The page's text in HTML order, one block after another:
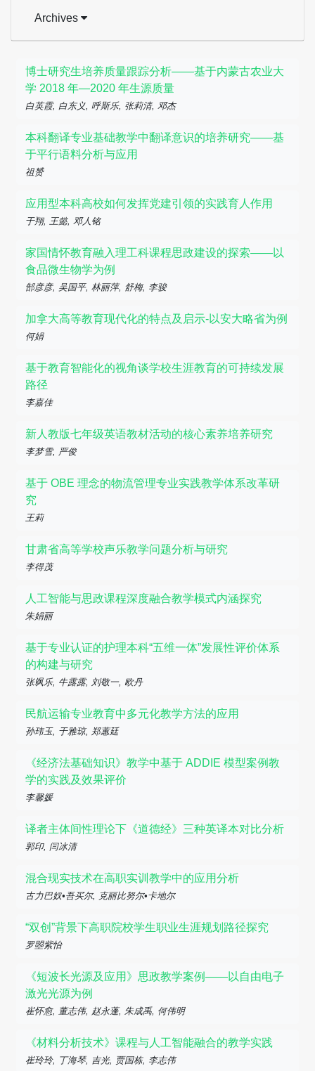
Archives
博士研究生培养质量跟踪分析——基于内蒙古农业大
学 2018 年—2020 年生源质量
白英霞, 白东义, 呼斯乐, 张莉清, 邓杰
本科翻译专业基础教学中翻译意识的培养研究——基
于平行语料分析与应用
祖赟
应用型本科高校如何发挥党建引领的实践育人作用
于翔, 王懿, 邓人铭
家国情怀教育融入理工科课程思政建设的探索——以
食品微生物学为例
郜彦彦, 吴国平, 林丽萍, 舒梅, 李骏
加拿大高等教育现代化的特点及启示-以安大略省为例
何娟
基于教育智能化的视角谈学校生涯教育的可持续发展
路径
李嘉佳
新人教版七年级英语教材活动的核心素养培养研究
李梦雪, 严俊
基于 OBE 理念的物流管理专业实践教学体系改革研
究
王莉
甘肃省高等学校声乐教学问题分析与研究
李得茂
人工智能与思政课程深度融合教学模式内涵探究
朱娟丽
基于专业认证的护理本科“五维一体”发展性评价体系
的构建与研究
张飒乐, 牛露露, 刘敬一, 欧丹
民航运输专业教育中多元化教学方法的应用
孙玮玉, 于雅琼, 郑蕙廷
《经济法基础知识》教学中基于 ADDIE 模型案例教
学的实践及效果评价
李馨媛
译者主体间性理论下《道德经》三种英译本对比分析
郭印, 闫冰清
混合现实技术在高职实训教学中的应用分析
古力巴奴•吾买尔, 克丽比努尔•卡地尔
“双创”背景下高职院校学生职业生涯规划路径探究
罗曌紫怡
《短波长光源及应用》思政教学案例——以自由电子
激光光源为例
崔怀愈, 董志伟, 赵永蓬, 朱成禹, 何伟明
《材料分析技术》课程与人工智能融合的教学实践
崔玲玲, 丁海琴, 吉光, 贾国栋, 李志伟